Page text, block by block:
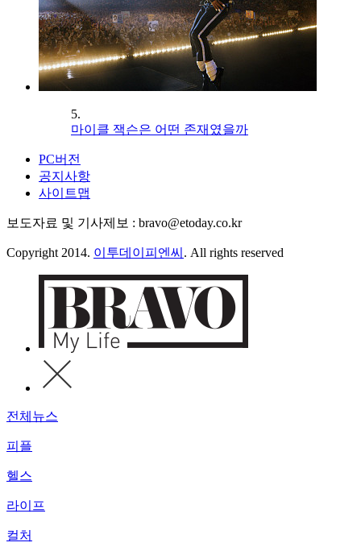
5.
마이클 잭슨은 어떤 존재였을까
PC버전
공지사항
사이트맵
보도자료 및 기사제보 : bravo@etoday.co.kr
Copyright 2014. 이투데이피엔씨 . All rights reserved
전체뉴스
피플
헬스
라이프
컬처